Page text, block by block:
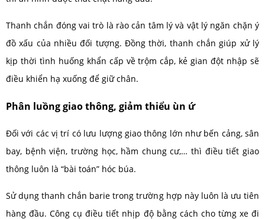
Thanh chắn đóng vai trò là rào cản tâm lý và vật lý ngăn chặn ý
đồ xấu của nhiều đối tượng. Đồng thời, thanh chắn giúp xử lý
kịp thời tình huống khẩn cấp về trộm cắp, kẻ gian đột nhập sẽ
điều khiển hạ xuống để giữ chân.
Phân luồng giao thông, giảm thiểu ùn ứ
Đối với các vị trí có lưu lượng giao thông lớn như bến cảng, sân
bay, bệnh viện, trường học, hầm chung cư,… thì điều tiết giao
thông luôn là “bài toán” hóc búa.
Sử dụng thanh chắn barie trong trường hợp này luôn là ưu tiên
hàng đầu. Công cụ điều tiết nhịp độ bằng cách cho từng xe đi